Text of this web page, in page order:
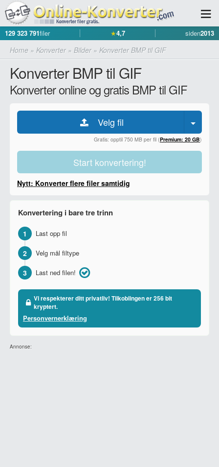
129 323 791filer ★4,7 siden2013
Home » Konverter» Bilder» Konverter BMP til GIF
Konverter BMP til GIF
Konverter online og gratis BMP til GIF
Velg fil
Gratis: opptil 750 MB per fil (Premium: 20 GB)
Start konvertering!
Nytt: Konverter flere filer samtidig
Konvertering i bare tre trinn
1 Last opp fil
2 Velg mål filtype
3 Last ned filen!
Vi respekterer ditt privatliv! Tilkoblingen er 256 bit
kryptert.
Personvernerklæring
Annonse: